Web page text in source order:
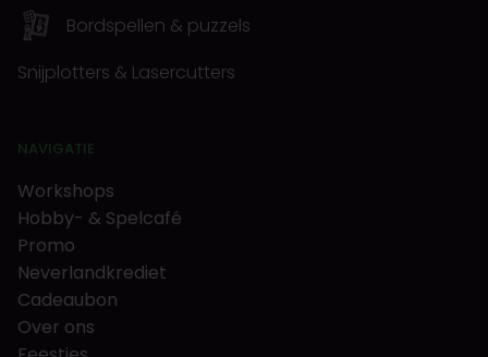
Bordspellen & puzzels
Snijplotters & Lasercutters
NAVIGATIE
Workshops
Hobby- & Spelcafé
Promo
Neverlandkrediet
Cadeaubon
Over ons